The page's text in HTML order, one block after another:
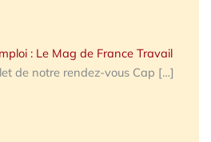
: Le Mag de France Travail
de notre rendez-vous Cap […]